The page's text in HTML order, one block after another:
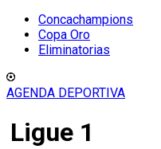
Concachampions
Copa Oro
Eliminatorias
AGENDA DEPORTIVA
Ligue 1